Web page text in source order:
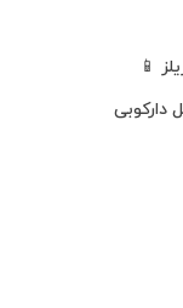
📱
دارکوبی